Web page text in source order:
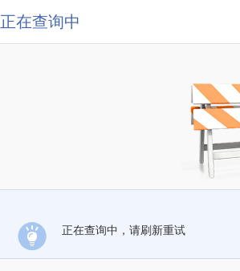
正在查询中
正在查询中，请刷新重试